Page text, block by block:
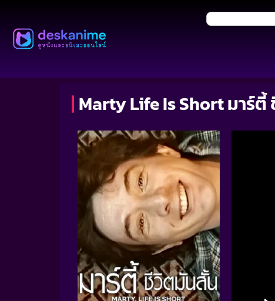
Marty Life Is Short มาร์